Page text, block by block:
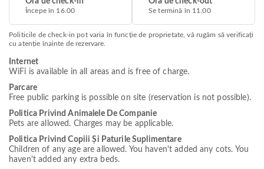
Începe în 16.00 Se termină în 11.00
Politicile de check-in pot varia în funcție de proprietate, vă rugăm să verificați
cu atenție înainte de rezervare.
Internet
WiFi is available in all areas and is free of charge.
Parcare
Free public parking is possible on site (reservation is not possible).
Politica Privind Animalele De Companie
Pets are allowed. Charges may be applicable.
Politica Privind Copiii Și Paturile Suplimentare
Children of any age are allowed. You haven't added any cots. You
haven't added any extra beds.